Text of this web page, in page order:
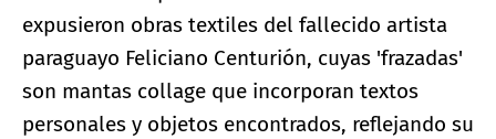
expusieron obras textiles del fallecido artista
paraguayo Feliciano Centurión, cuyas 'frazadas'
son mantas collage que incorporan textos
personales y objetos encontrados, reflejando su